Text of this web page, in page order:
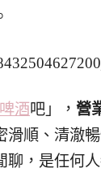
啤酒吧」， 營
順、清澈
聊，是任何